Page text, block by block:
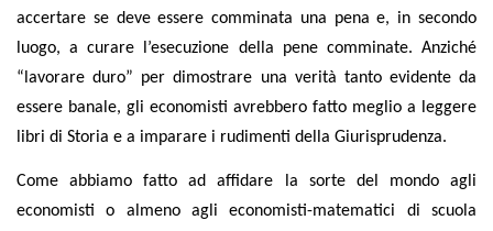
accertare se deve essere comminata una pena e, in secondo
luogo, a curare l’esecuzione della pene comminate. Anziché
“lavorare duro” per dimostrare una verità tanto evidente da
essere banale, gli economisti avrebbero fatto meglio a leggere
libri di Storia e a imparare i rudimenti della Giurisprudenza.
Come abbiamo fatto ad affidare la sorte del mondo agli
economisti o almeno agli economisti-matematici di scuola